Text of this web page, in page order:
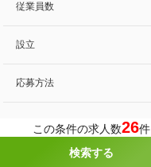
従業員数
設立
応募方法
この条件の求人数26件
検索する